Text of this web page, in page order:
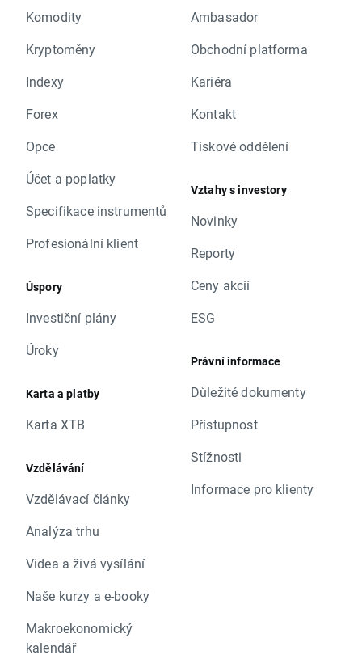
Komodity
Kryptoměny
Indexy
Forex
Opce
Účet a poplatky
Specifikace instrumentů
Profesionální klient
Úspory
Investiční plány
Úroky
Karta a platby
Karta XTB
Vzdělávání
Vzdělávací články
Analýza trhu
Videa a živá vysílání
Naše kurzy a e-booky
Makroekonomický
kalendář
Ambasador
Obchodní platforma
Kariéra
Kontakt
Tiskové oddělení
Vztahy s investory
Novinky
Reporty
Ceny akcií
ESG
Právní informace
Důležité dokumenty
Přístupnost
Stížnosti
Informace pro klienty